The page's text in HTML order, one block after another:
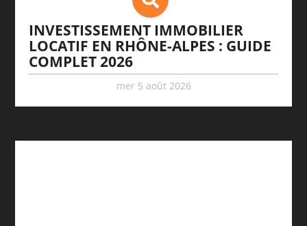
INVESTISSEMENT IMMOBILIER
LOCATIF EN RHÔNE-ALPES : GUIDE
COMPLET 2026
mer 5 août 2026